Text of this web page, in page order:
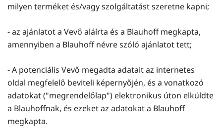
milyen terméket és/vagy szolgáltatást szeretne kapni;
- az ajánlatot a Vevő aláírta és a Blauhoff megkapta,
amennyiben a Blauhoff névre szóló ajánlatot tett;
- A potenciális Vevő megadta adatait az internetes
oldal megfelelő beviteli képernyőjén, és a vonatkozó
adatokat ("megrendelőlap") elektronikus úton elküldte
a Blauhoffnak, és ezeket az adatokat a Blauhoff
megkapta.